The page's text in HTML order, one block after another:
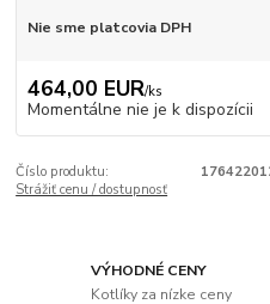
Nie sme platcovia DPH
464,00 EUR/ks
Momentálne nie je k dispozícii
Číslo produktu:
Strážiť cenu / dostupnosť
VÝHODNÉ CENY
Kotlíky za nízke ceny